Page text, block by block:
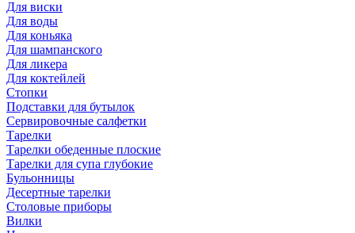
Для виски
Для воды
Для коньяка
Для шампанского
Для ликера
Для коктейлей
Стопки
Подставки для бутылок
Сервировочные салфетки
Тарелки
Тарелки обеденные плоские
Тарелки для супа глубокие
Бульонницы
Десертные тарелки
Столовые приборы
Вилки